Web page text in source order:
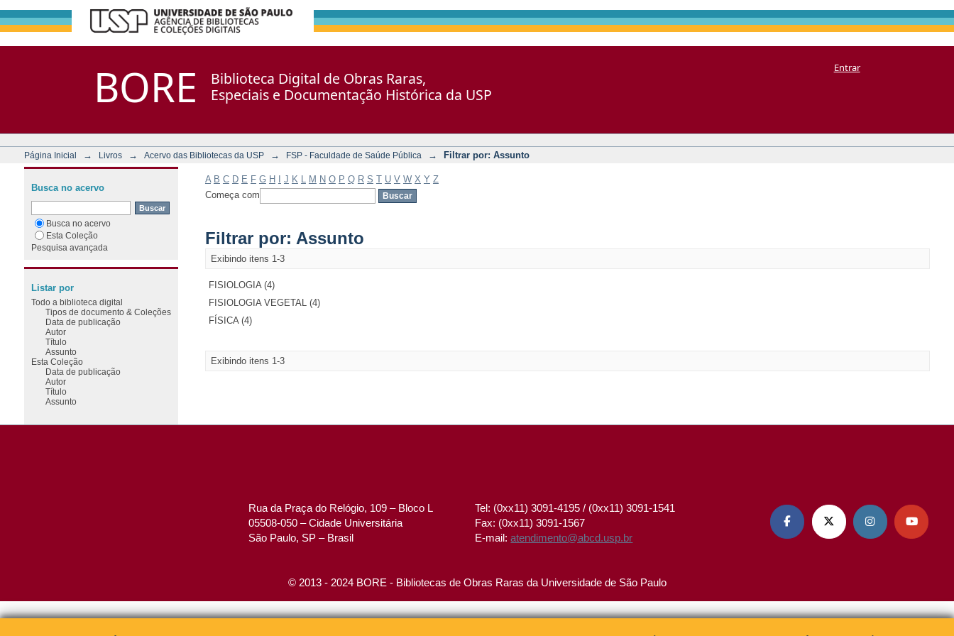
BORE
Biblioteca Digital de Obras Raras,
Especiais e Documentação Histórica da USP
Entrar
Página Inicial → Livros → Acervo das Bibliotecas da USP → FSP - Faculdade de Saúde Pública → Filtrar por: Assunto
A B C D E F G H J K M N O P Q R S T U V W X Y Z
Começa com
Filtrar por: Assunto
Exibindo itens 1-3
FISIOLOGIA (4)
FISIOLOGIA VEGETAL (4)
FÍSICA (4)
Exibindo itens 1-3
Busca no acervo
Busca no acervo
Esta Coleção
Pesquisa avançada
Listar por
Todo a biblioteca digital
Tipos de documento & Coleções
Data de publicação
Autor
Título
Assunto
Esta Coleção
Data de publicação
Autor
Título
Assunto
Rua da Praça do Relógio, 109 – Bloco L
05508-050 – Cidade Universitária
São Paulo, SP – Brasil
Tel: (0xx11) 3091-4195 / (0xx11) 3091-1541
Fax: (0xx11) 3091-1567
E-mail:atendimento@abcd.usp.br
   
© 2013 - 2024 BORE - Bibliotecas de Obras Raras da Universidade de São Paulo